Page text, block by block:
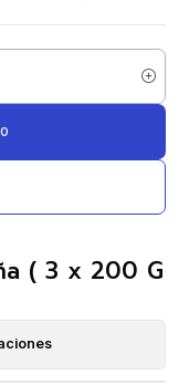
( 3 x 200 G